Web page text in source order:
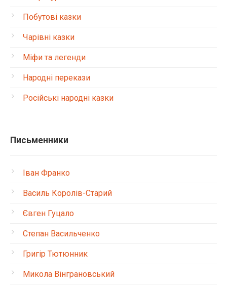
Побутові казки
Чарівні казки
Міфи та легенди
Народні перекази
Російські народні казки
Письменники
Іван Франко
Василь Королів-Старий
Євген Гуцало
Степан Васильченко
Григір Тютюнник
Микола Вінграновський